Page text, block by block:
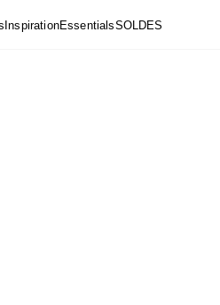
InspirationEssentialsSOLDES